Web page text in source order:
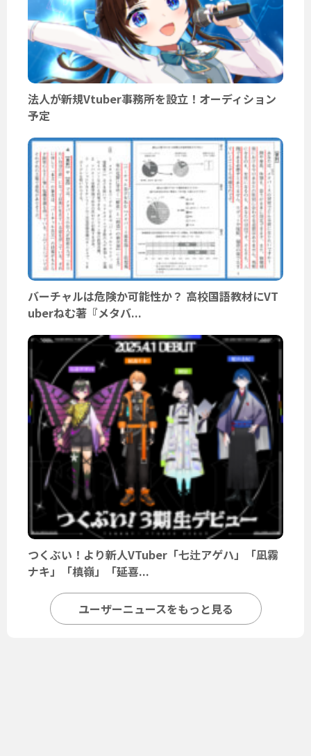
法人が新規Vtuber事務所を設立！オーディション
予定
バーチャルは危険か可能性か？ 高校国語教材にVT
uberねむ著『メタバ...
つくぶい！より新人VTuber「七辻アゲハ」「凪霧
ナキ」「槙嶺」「延喜...
ユーザーニュースをもっと見る